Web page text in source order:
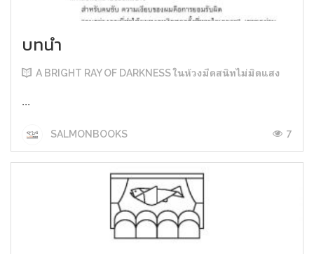
บทนำ
A BRIGHT RAY OF DARKNESS ในห้วงมืดสนิทไม่มิดแสง
...
SALMONBOOKS 7